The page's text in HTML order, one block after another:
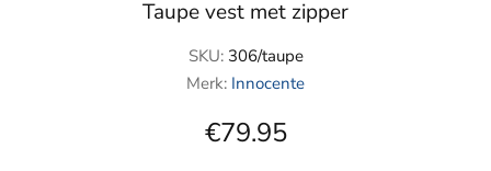
Taupe vest met zipper
SKU: 306/taupe
Merk: Innocente
€79.95